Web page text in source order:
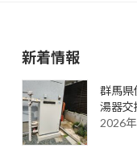
新着情報
群馬県
湯器交
2026